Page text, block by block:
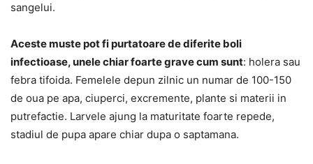
sangelui.
Aceste muste pot fi purtatoare de diferite boli
infectioase, unele chiar foarte grave cum sunt: holera sau
febra tifoida. Femelele depun zilnic un numar de 100-150
de oua pe apa, ciuperci, excremente, plante si materii in
putrefactie. Larvele ajung la maturitate foarte repede,
stadiul de pupa apare chiar dupa o saptamana.